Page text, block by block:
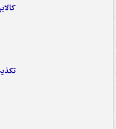
کالابرگ ۳